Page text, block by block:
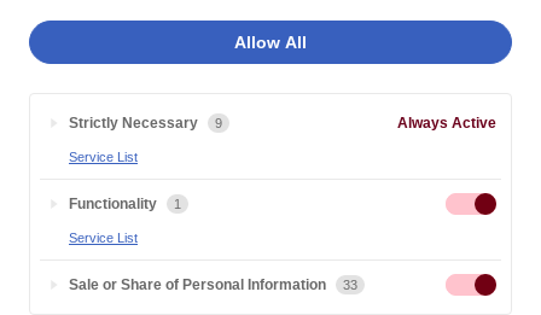
Allow All
Strictly Necessary 9 Always Active
Service List
Functionality 1
Service List
Sale or Share of Personal Information 33
ロクレデンシャルとそれに付随するデジタル証明・認証であるオ
ープンバッジを取り入れたカリキュラムがスタートしました。短
アへの活用ができるため、生涯にわたる学修と知識のアップデー
トが可能になるとして、多くの注目を集めています。